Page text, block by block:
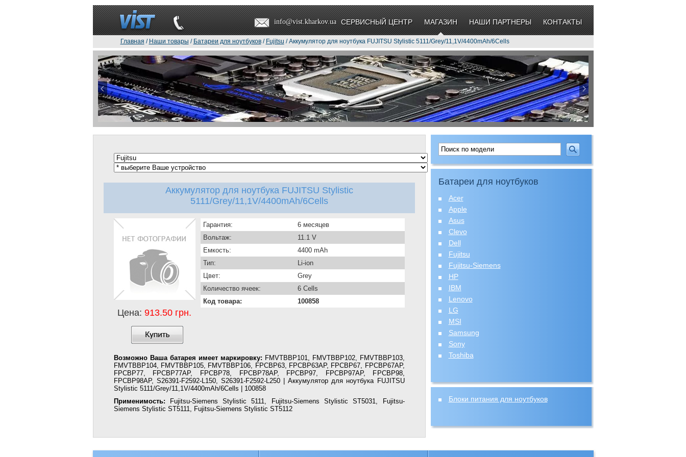
info@vist.kharkov.ua СЕРВИСНЫЙ ЦЕНТР МАГАЗИН НАШИ ПАРТНЕРЫ КОНТАКТЫ
Главная / Наши товары / Батареи для ноутбуков/ Fujitsu / Аккумулятор для ноутбука FUJITSU Stylistic 5111/Grey/11,1V/4400mAh/6Cells
Батареи для ноутбуков
Acer
Apple
Asus
Clevo
Dell
Fujitsu
Fujitsu-Siemens
HP
IBM
Lenovo
LG
MSI
Samsung
Sony
Toshiba
Блоки питания для ноутбуков
Аккумулятор для ноутбука FUJITSU Stylistic
5111/Grey/11,1V/4400mAh/6Cells
Цена: 913.50 грн.
Гарантия:
6 месяцев
Вольтаж:
11.1 V
Емкость:
4400 mAh
Тип:
Li-ion
Цвет:
Grey
Количество ячеек:
6 Cells
Код товара:
100858
Возможно Ваша батарея имеет маркировку: FMVTBBP101, FMVTBBP102, FMVTBBP103,
FMVTBBP104, FMVTBBP105, FMVTBBP106, FPCBP63, FPCBP63AP, FPCBP67, FPCBP67AP,
FPCBP77, FPCBP77AP, FPCBP78, FPCBP78AP, FPCBP97, FPCBP97AP, FPCBP98,
FPCBP98AP, S26391-F2592-L150, S26391-F2592-L250 | Аккумулятор для ноутбука FUJITSU
Stylistic 5111/Grey/11,1V/4400mAh/6Cells | 100858
Применимость: Fujitsu-Siemens Stylistic 5111, Fujitsu-Siemens Stylistic ST5031, Fujitsu-
Siemens Stylistic ST5111, Fujitsu-Siemens Stylistic ST5112